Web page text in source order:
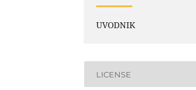
UVODNIK
LICENSE